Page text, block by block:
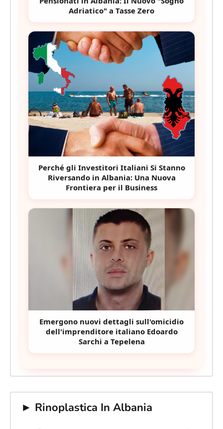
Adriatico" a Tasse Zero
Perché gli Investitori Italiani Si Stanno
Riversando in Albania: Una Nuova
Frontiera per il Business
Emergono nuovi dettagli sull'omicidio
dell'imprenditore italiano Edoardo
Sarchi a Tepelena
► Rinoplastica In Albania